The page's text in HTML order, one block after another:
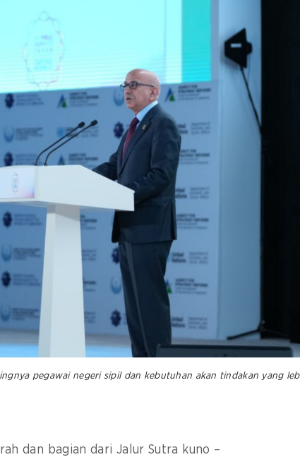
pegawai negeri sipil dan kebutuhan akan tindakan yang
dan bagian dari Jalur Sutra kuno –